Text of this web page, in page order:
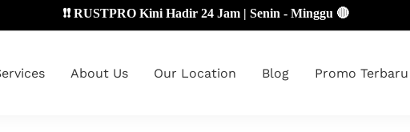
❗❗ RUSTPRO Kini Hadir 24 Jam | Senin - Minggu 🔴
About Us Our Location Blog Promo Terbaru